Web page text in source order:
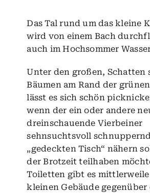
Das Tal rund um das kleine
wird von einem Bach
auch im Hochsommer
Unter den großen, Schatten
Bäumen am Rand der
lässt es sich schön
wenn der ein oder andere
dreinschauende Vierbeiner
sehnsuchtsvoll
„gedeckten Tisch“ nähern
der Brotzeit teilhaben
Toiletten gibt es
kleinen Gebäude gegenüber